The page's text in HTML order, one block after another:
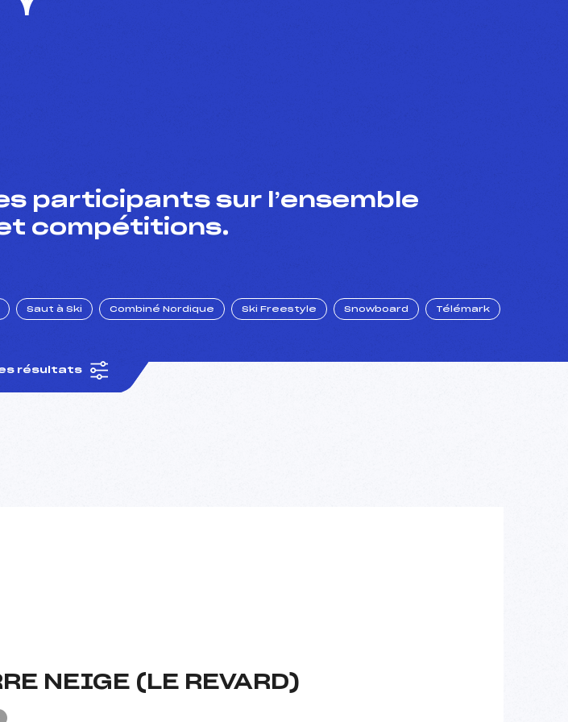
participants sur l’ensemble
compétitions.
Saut à Ski Combiné Nordique Ski Freestyle Snowboard Télémark
résultats
NEIGE (LE REVARD)